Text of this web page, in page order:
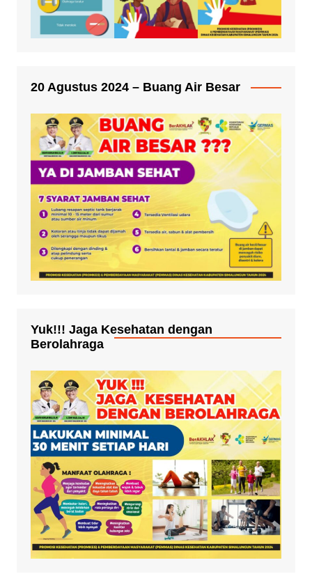
20 Agustus 2024 – Buang Air Besar
Yuk!!! Jaga Kesehatan dengan
Berolahraga